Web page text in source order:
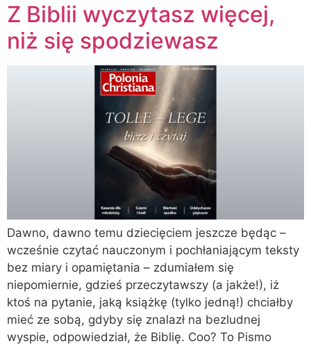
Z Biblii wyczytasz więcej,
niż się spodziewasz
Dawno, dawno temu dziecięciem jeszcze będąc –
wcześnie czytać nauczonym i pochłaniającym teksty
bez miary i opamiętania – zdumiałem się
niepomiernie, gdzieś przeczytawszy (a jakże!), iż
ktoś na pytanie, jaką książkę (tylko jedną!) chciałby
mieć ze sobą, gdyby się znalazł na bezludnej
wyspie, odpowiedział, że Biblię. Coo? To Pismo